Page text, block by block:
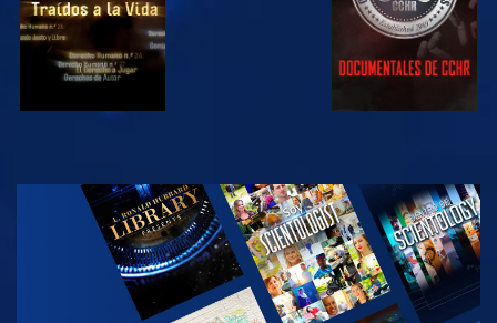
VE
EXPLORA LAS
SERIES